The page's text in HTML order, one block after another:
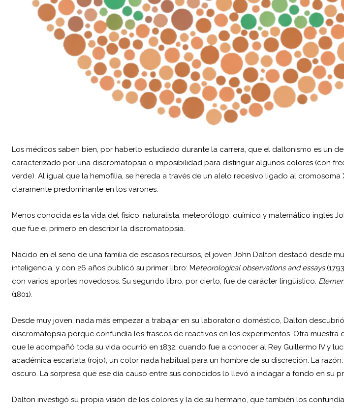
Los médicos saben bien, por haberlo estudiado durante la carrera, que el daltonismo es un
caracterizado por una discromatopsia o imposibilidad para distinguir algunos colores (con
verde). Al igual que la hemofilia, se hereda a través de un alelo recesivo ligado al cromosoma
claramente predominante en los varones.
Menos conocida es la vida del físico, naturalista, meteorólogo, químico y matemático inglés
que fue el primero en describir la discromatopsia.
Nacido en el seno de una familia de escasos recursos, el joven John Dalton destacó desde
inteligencia, y con 26 años publicó su primer libro: Meteorological observations and essays
con varios aportes novedosos. Su segundo libro, por cierto, fue de carácter lingüístico:
(1801).
Desde muy joven, nada más empezar a trabajar en su laboratorio doméstico, Dalton
discromatopsia porque confundía los frascos de reactivos en los experimentos. Otra muestra
que le acompañó toda su vida ocurrió en 1832, cuando fue a conocer al Rey Guillermo IV y
académica escarlata (rojo), un color nada habitual para un hombre de su discreción. La
oscuro. La sorpresa que ese día causó entre sus conocidos lo llevó a indagar a fondo en su
Dalton investigó su propia visión de los colores y la de su hermano, que también los